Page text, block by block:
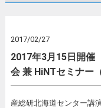
2017/02/27
2017年3月15日開
会 兼 HiNTセミナー
産総研北海道センター講